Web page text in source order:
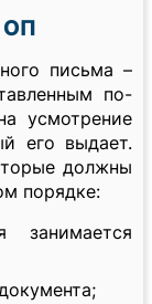
ОП
письма –
по-
усмотрение
его выдает.
должны
порядке:
занимается